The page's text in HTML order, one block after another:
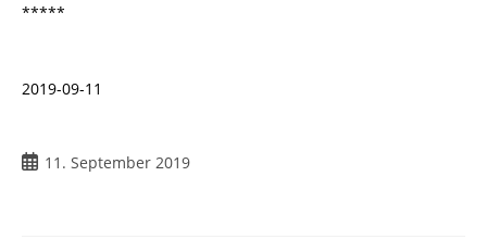
*****
2019-09-11
11. September 2019